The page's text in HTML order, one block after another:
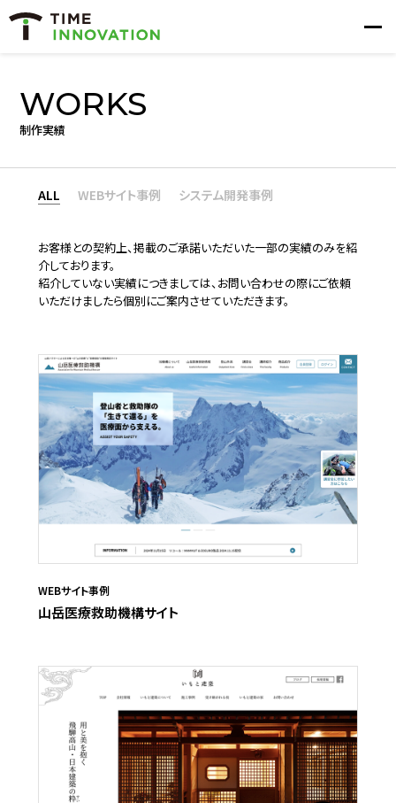
WORKS
制作実績
ALL WEBサイト事例 システム開発事例
お客様との契約上、掲載のご承諾いただいた一部の実績のみを紹
介しております。
紹介していない実績につきましては、お問い合わせの際にご依頼
いただけましたら個別にご案内させていただきます。
WEBサイト事例
山岳医療救助機構サイト